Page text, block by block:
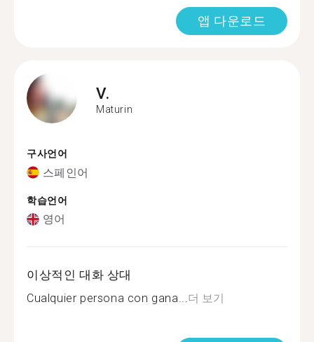
앱 다운로드
V.
Maturin
구사언어
스페인어
학습언어
영어
이상적인 대화 상대
Cualquier persona con gana...더 보기